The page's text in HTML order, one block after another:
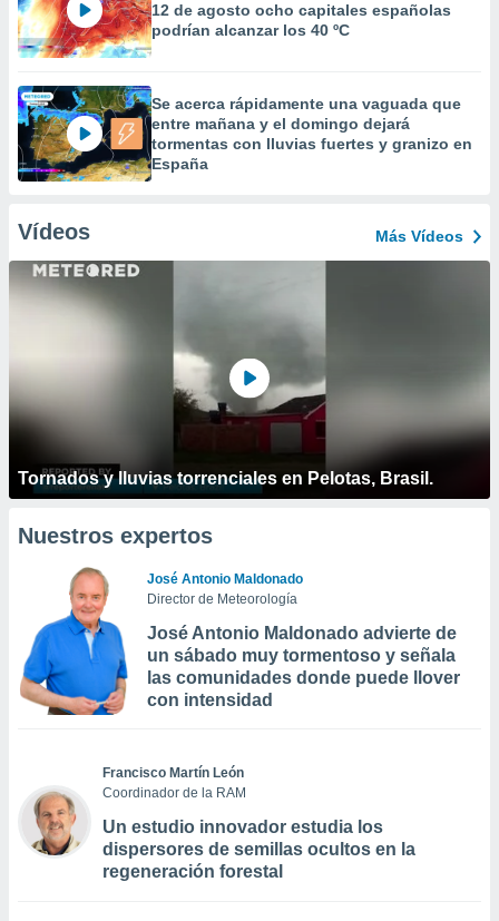
12 de agosto ocho capitales españolas
podrían alcanzar los 40 ºC
Se acerca rápidamente una vaguada que
entre mañana y el domingo dejará
tormentas con lluvias fuertes y granizo en
España
Vídeos Más Vídeos
Tornados y lluvias torrenciales en Pelotas, Brasil.
Nuestros expertos
José Antonio Maldonado
Director de Meteorología
José Antonio Maldonado advierte de
un sábado muy tormentoso y señala
las comunidades donde puede llover
con intensidad
Francisco Martín León
Coordinador de la RAM
Un estudio innovador estudia los
dispersores de semillas ocultos en la
regeneración forestal